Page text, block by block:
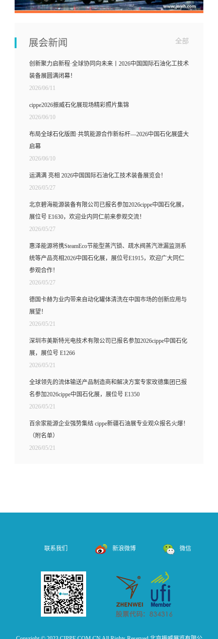
展会新闻 全部
创新聚力启新程·全球协同向未来丨2026中国国际石油化工技术
装备展圆满闭幕！
2026/06/11
cippe2026振威石化展现场精彩照片集锦
2026/06/10
布局全球石化版图·共筑能源合作新标杆—2026中国石化展盛大
启幕
2026/06/10
运满满 亮相 2026中国国际石油化工技术装备展览会！
2026/05/27
北京碧海能源装备有限公司已报名参加2026cippe中国石化展，
展位号 E1630，欢迎业内同仁前来参观交流！
2026/05/27
惠泽能源将携SteamEco节能型蒸汽锁、疏水阀蒸汽泄漏监测系
统等产品亮相2026中国石化展，展位号E1915，欢迎广大同仁
参观合作！
2026/05/27
德国卡赫为业内带来自动化罐体清洗在中国市场的创新应用与
展望！
2026/05/21
深圳市美斯特光电技术有限公司已报名参加2026cippe中国石化
展，展位号 E1266
2026/05/21
全球领先的流体输送产品制造商和解决方案专家玫德集团已报
名参加2026cippe中国石化展，展位号 E1350
2026/05/21
百余家能源企业强势集结 cippe新疆石油展专业观众报名火爆！
（附名单）
2026/05/21
联系我们 新浪微博 微信